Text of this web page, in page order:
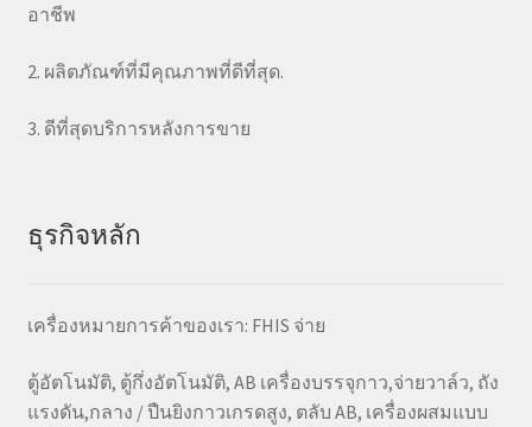
อาชีพ
2. ผลิตภัณฑ์ที่มีคุณภาพที่ดีที่สุด.
3. ดีที่สุดบริการหลังการขาย
ธุรกิจหลัก
เครื่องหมายการค้าของเรา: FHIS จ่าย
ตู้อัตโนมัติ, ตู้กึ่งอัตโนมัติ, AB เครื่องบรรจุกาว,จ่ายวาล์ว, ถัง
แรงดัน,กลาง / ปืนยิงกาวเกรดสูง, ตลับ AB, เครื่องผสมแบบ